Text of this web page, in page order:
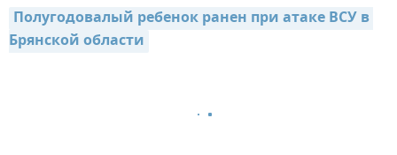
Полугодовалый ребенок ранен при атаке ВСУ в
Брянской области